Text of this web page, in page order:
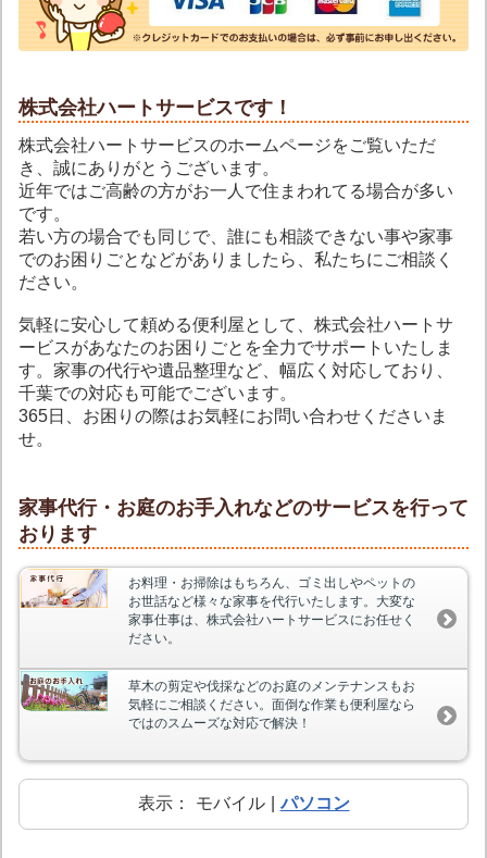
株式会社ハートサービスです！
株式会社ハートサービスのホームページをご覧いただ
き、誠にありがとうございます。
近年ではご高齢の方がお一人で住まわれてる場合が多い
です。
若い方の場合でも同じで、誰にも相談できない事や家事
でのお困りごとなどがありましたら、私たちにご相談く
ださい。
気軽に安心して頼める便利屋として、株式会社ハートサ
ービスがあなたのお困りごとを全力でサポートいたしま
す。家事の代行や遺品整理など、幅広く対応しており、
千葉での対応も可能でございます。
365日、お困りの際はお気軽にお問い合わせくださいま
せ。
家事代行・お庭のお手入れなどのサービスを行って
おります
お料理・お掃除はもちろん、ゴミ出しやペットの
お世話など様々な家事を代行いたします。大変な
家事仕事は、株式会社ハートサービスにお任せく
ださい。
草木の剪定や伐採などのお庭のメンテナンスもお
気軽にご相談ください。面倒な作業も便利屋なら
ではのスムーズな対応で解決！
表示： モバイル パソコン